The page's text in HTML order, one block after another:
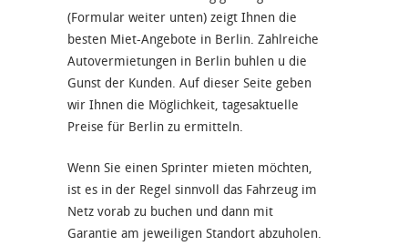
(Formular weiter unten) zeigt Ihnen die
besten Miet-Angebote in Berlin. Zahlreiche
Autovermietungen in Berlin buhlen u die
Gunst der Kunden. Auf dieser Seite geben
wir Ihnen die Möglichkeit, tagesaktuelle
Preise für Berlin zu ermitteln.
Wenn Sie einen Sprinter mieten möchten,
ist es in der Regel sinnvoll das Fahrzeug im
Netz vorab zu buchen und dann mit
Garantie am jeweiligen Standort abzuholen.